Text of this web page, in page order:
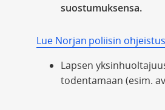
suostumuksensa.
Lue Norjan poliisin ohjeistus
Lapsen
todentamaan (esim.